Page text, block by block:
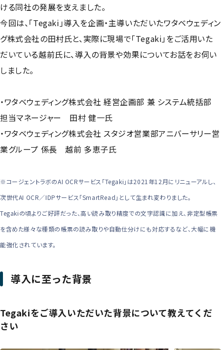
ける同社の発展を支えました。
今回は、「Tegaki」導入を企画・主導いただいたワタベウェディン
グ株式会社の田村氏と、実際に現場で「Tegaki」をご活用いた
だいている越前氏に、導入の背景や効果についてお話をお伺い
しました。
・ワタベウェディング株式会社 経営企画部 兼 システム統括部
担当マネージャー 田村 健一氏
・ワタベウェディング株式会社 スタジオ営業部アニバーサリー営
業グループ 係長 越前 多恵子氏
※コージェントラボのAI OCRサービス「Tegaki」は2021年12月にリニューアルし、
次世代AI OCR／IDPサービス「SmartRead」として生まれ変わりました。
Tegakiの頃よりご好評だった、高い読み取り精度での文字認識に加え、非定型帳票
を含めた様々な種類の帳票の読み取りや自動仕分けにも対応するなど、大幅に機
能強化されています。
導入に至った背景
Tegakiをご導入いただいた背景について教えてくだ
さい